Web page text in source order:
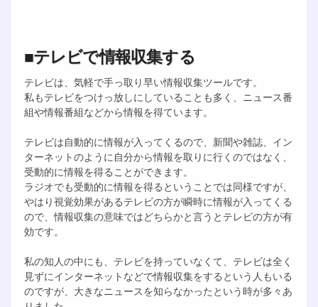
■テレビで情報収集する
テレビは、気軽で手っ取り早い情報収集ツールです。
私もテレビをつけっ放しにしていることも多く、ニュース番
組や情報番組などから情報を得ています。
テレビは自動的に情報が入ってくるので、新聞や雑誌、イン
ターネットのように自分から情報を取りに行くのではなく、
受動的に情報を得ることができます。
ラジオでも受動的に情報を得るということでは同様ですが、
やはり視覚効果があるテレビの方が瞬時に情報が入ってくる
ので、情報収集の意味ではどちらかと言うとテレビの方が有
効です。
私の知人の中にも、テレビを持っていなくて、テレビは全く
見ずにインターネットなどで情報収集をするという人もいる
のですが、大きなニュースを知らなかったという時が多々あ